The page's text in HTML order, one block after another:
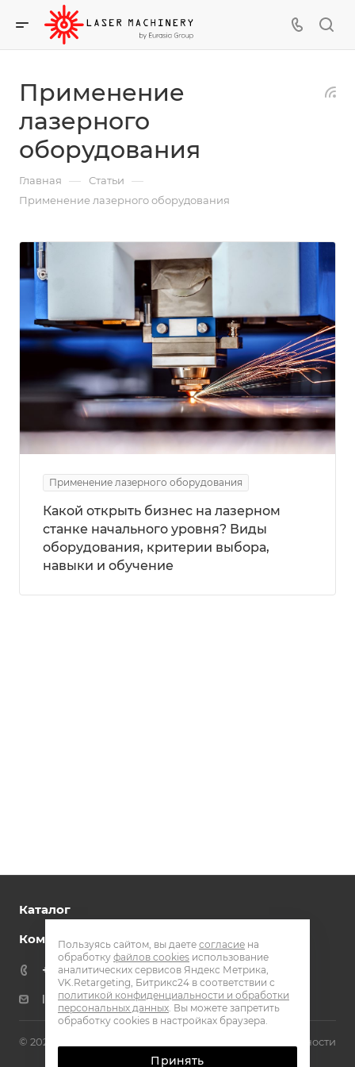
Применение
лазерного
оборудования
Главная — Статьи —
Применение лазерного оборудования
Применение лазерного оборудования
Какой открыть бизнес на лазерном
станке начального уровня? Виды
оборудования, критерии выбора,
навыки и обучение
Каталог
Компания
+7 800 301 51 72
laser@eq-mail.ru
© 2026 Laser machinery Политика конфиденциальности
Пользуясь сайтом, вы даете согласие на
обработку файлов cookies использование
аналитических сервисов Яндекс Метрика,
VK.Retargeting, Битрикс24 в соответствии с
политикой конфиденциальности и обработки
персональных данных. Вы можете запретить
обработку cookies в настройках браузера.
Принять